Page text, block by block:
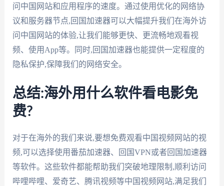
问中国网站和应用程序的速度。通过使用优化的网络协
议和服务器节点,回国加速器可以大幅提升我们在海外访
问中国网站的体验,让我们能够更快、更流畅地观看视
频、使用App等。同时,回国加速器也能提供一定程度的
隐私保护,保障我们的网络安全。
总结:海外用什么软件看电影免
费?
对于在海外的我们来说,要想免费观看中国视频网站的视
频,可以选择使用番茄加速器、回国VPN或者回国加速器
等软件。这些软件都能帮助我们突破地理限制,顺利访问
哔哩哔哩、爱奇艺、腾讯视频等中国视频网站,满足我们